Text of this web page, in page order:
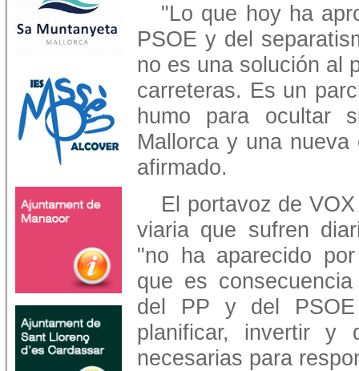
"Lo que hoy ha
PSOE y del
no es una solución al
carreteras. Es un
humo para ocultar
Mallorca y una
afirmado.
El portavoz de
viaria que sufren
"no ha aparecido
que es
del PP y del
planificar, invertir y
necesarias para